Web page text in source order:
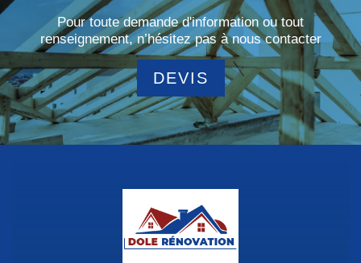
Pour toute demande d'information ou tout
renseignement, n’hésitez pas à nous contacter
DEVIS